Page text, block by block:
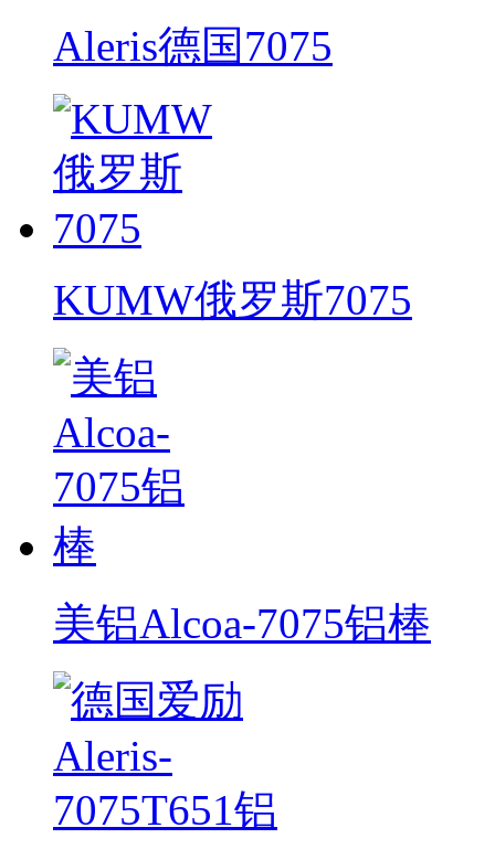
Aleris德国7075
KUMW俄罗斯7075
美铝Alcoa-7075铝棒